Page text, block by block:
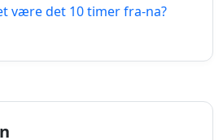
være det 10 timer fra-na?